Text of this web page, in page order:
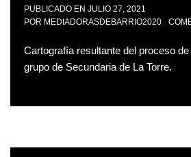
PUBLICADO EN JULIO 27, 2021
POR MEDIADORASDEBARRIO2020
Cartografía resultante del proceso
grupo de Secundaria de La Torre.